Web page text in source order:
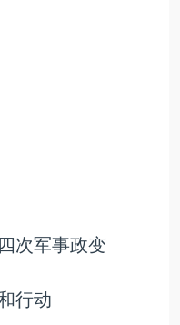
次军事政变
行动